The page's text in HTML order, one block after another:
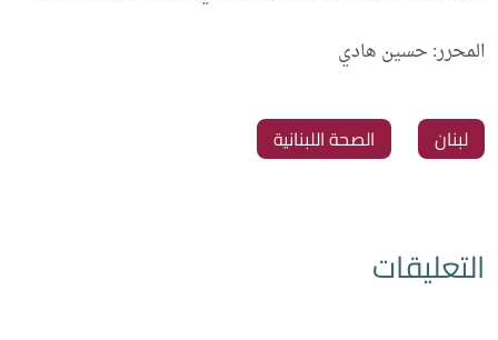
المحرر: حسين هادي
لبنان الصحة اللبنانية
التعليقات